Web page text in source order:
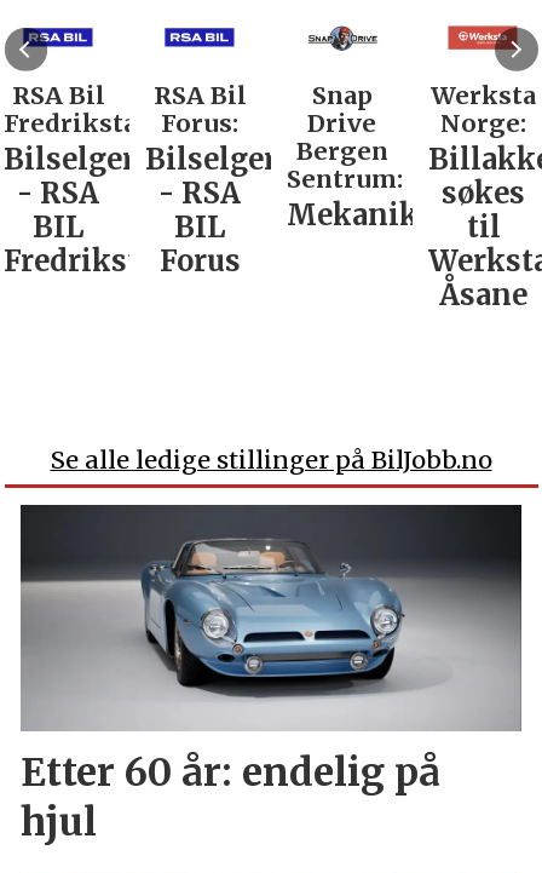
RSA Bil
Fredrikstad:
Bilselger
- RSA
BIL
Fredrikstad
RSA Bil
Forus:
Bilselger
- RSA
BIL
Forus
Snap
Drive
Bergen
Sentrum:
Mekaniker
Werksta
Norge:
søkes
til
Åsane
Se alle ledige stillinger på BilJobb.no
Etter 60 år: endelig på
hjul